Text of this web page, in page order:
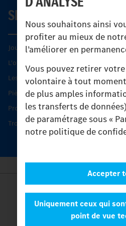
Nous souhaitons ainsi
profiter au mieux de
l’améliorer en
Vous pouvez retirer
volontaire à tout
de plus amples
les transferts de
de paramétrage sous «
notre politique de
Uniquement ceux qui
point de vue
Accepter
SERVICE
Journées diagnostic Technique S.A.V
L'offre de services Unimog
Les produits phares
Pièces d’origine
Protection et maintien de la valeur
Trouver un partenaire
Provider
Legal
Contact